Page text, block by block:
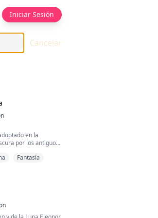
Iniciar Sesión
Cancelar
en la
por los antiguos
a que se convirtiera
mujeres.
una fuerza
con la manada
amenaza con
Fantasía